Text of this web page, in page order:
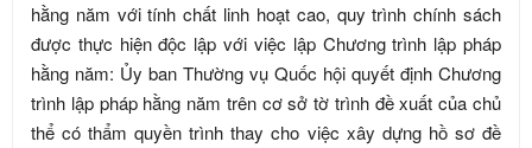
hằng năm với tính chất linh hoạt cao, quy trình chính sách
được thực hiện độc lập với việc lập Chương trình lập pháp
hằng năm: Ủy ban Thường vụ Quốc hội quyết định Chương
trình lập pháp hằng năm trên cơ sở tờ trình đề xuất của chủ
thể có thẩm quyền trình thay cho việc xây dựng hồ sơ đề